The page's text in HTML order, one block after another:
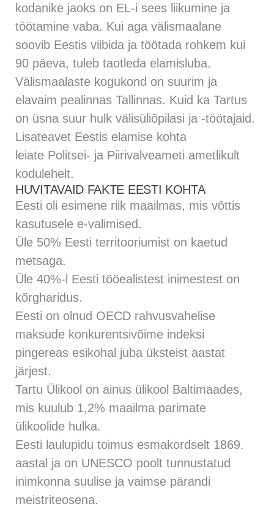
kodanike jaoks on EL-i sees liikumine ja
töötamine vaba. Kui aga välismaalane
soovib Eestis viibida ja töötada rohkem kui
90 päeva, tuleb taotleda elamisluba.
Välismaalaste kogukond on suurim ja
elavaim pealinnas Tallinnas. Kuid ka Tartus
on üsna suur hulk välisüliõpilasi ja -töötajaid.
Lisateavet Eestis elamise kohta
leiate Politsei- ja Piirivalveameti ametlikult
kodulehelt.
HUVITAVAID FAKTE EESTI KOHTA
Eesti oli esimene riik maailmas, mis võttis
kasutusele e-valimised.
Üle 50% Eesti territooriumist on kaetud
metsaga.
Üle 40%-l Eesti tööealistest inimestest on
kõrgharidus.
Eesti on olnud OECD rahvusvahelise
maksude konkurentsivõime indeksi
pingereas esikohal juba üksteist aastat
järjest.
Tartu Ülikool on ainus ülikool Baltimaades,
mis kuulub 1,2% maailma parimate
ülikoolide hulka.
Eesti laulupidu toimus esmakordselt 1869.
aastal ja on UNESCO poolt tunnustatud
inimkonna suulise ja vaimse pärandi
meistriteosena.